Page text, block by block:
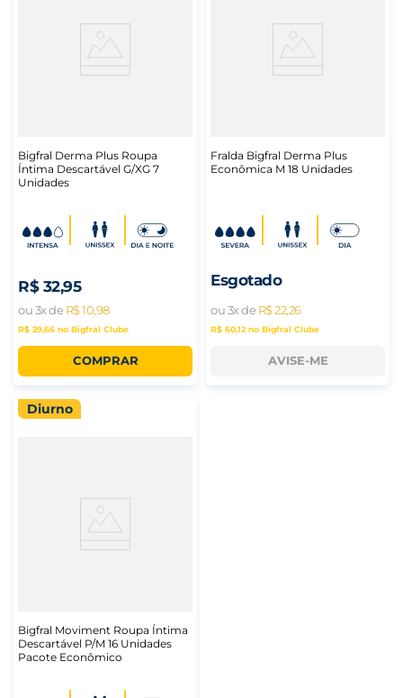
Bigfral Derma Plus Roupa
Íntima Descartável G/XG 7
Unidades
R$ 32,95
ou3x de R$10,98
R$ 29,66 no Bigfral Clube
COMPRAR
Fralda Bigfral Derma Plus
Econômica M 18 Unidades
Esgotado
ou3x de R$22,26
R$ 60,12 no Bigfral Clube
AVISE-ME
Diurno
Bigfral Moviment Roupa Íntima
Descartável P/M 16 Unidades
Pacote Econômico